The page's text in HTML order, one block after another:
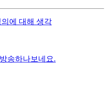
에 대해 생각
송하나보네요.